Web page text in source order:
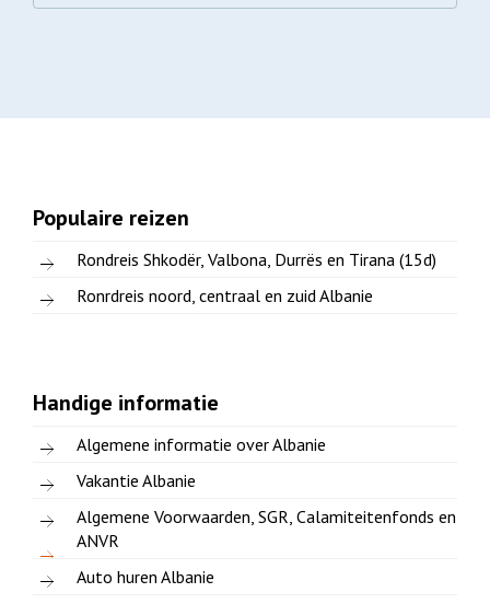
Populaire reizen
Rondreis Shkodër, Valbona, Durrës en Tirana (15d)
Ronrdreis noord, centraal en zuid Albanie
Handige informatie
Algemene informatie over Albanie
Vakantie Albanie
Algemene Voorwaarden, SGR, Calamiteitenfonds en
ANVR
Auto huren Albanie